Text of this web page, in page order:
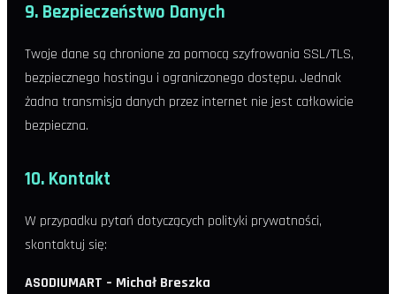
9. Bezpieczeństwo Danych
Twoje dane są chronione za pomocą szyfrowania SSL/TLS,
bezpiecznego hostingu i ograniczonego dostępu. Jednak
żadna transmisja danych przez internet nie jest całkowicie
bezpieczna.
10. Kontakt
W przypadku pytań dotyczących polityki prywatności,
skontaktuj się:
ASODIUMART – Michał Breszka